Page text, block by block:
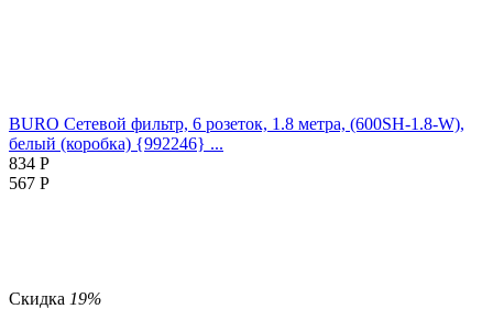
BURO Сетевой фильтр, 6 розеток, 1.8 метра, (600SH-1.8-W),
белый (коробка) {992246} ...
834 Р
567 Р
Скидка 19%